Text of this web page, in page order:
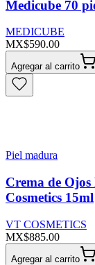
Medicube 70
MEDICUBE
MX$590.00
Agregar al carrito
Piel madura
Crema de
Cosmetics 15ml
VT COSMETICS
MX$885.00
Agregar al carrito